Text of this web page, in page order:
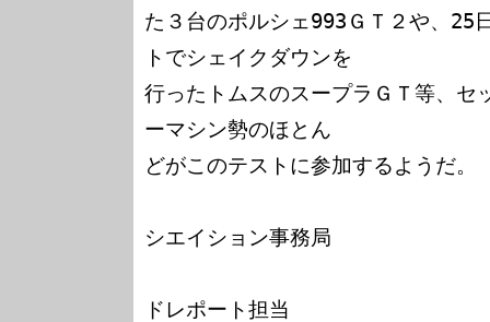
た３台のポルシェ993ＧＴ２や、25
トでシェイクダウンを
行ったトムスのスープラＧＴ等、セ
ーマシン勢のほとん
どがこのテストに参加するようだ。
シエイション事務局
ドレポート担当